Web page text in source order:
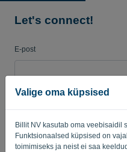
Valige oma küpsised
Billit NV kasutab oma veebisaidil
Funktsionaalsed küpsised on
toimimiseks ja neist ei saa
Let's connect!
E-post
Salasõna
Tuleta mulle meelde